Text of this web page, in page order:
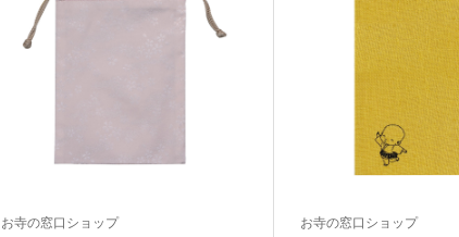
お寺の窓口ショップ お寺の窓口ショップ